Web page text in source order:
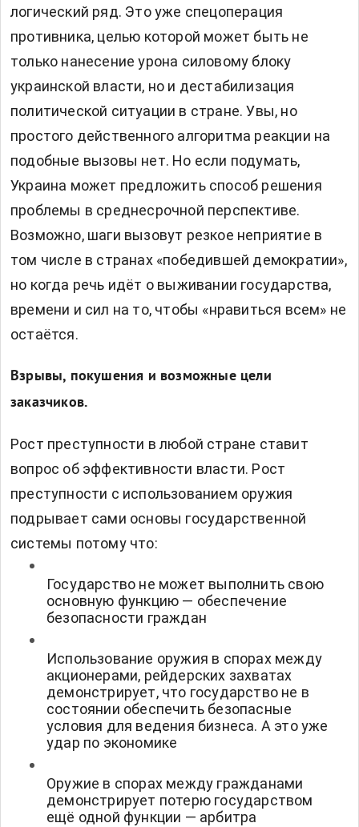
логический ряд. Это уже спецоперация
противника, целью которой может быть не
только нанесение урона силовому блоку
украинской власти, но и дестабилизация
политической ситуации в стране. Увы, но
простого действенного алгоритма реакции на
подобные вызовы нет. Но если подумать,
Украина может предложить способ решения
проблемы в среднесрочной перспективе.
Возможно, шаги вызовут резкое неприятие в
том числе в странах «победившей демократии»,
но когда речь идёт о выживании государства,
времени и сил на то, чтобы «нравиться всем» не
остаётся.
Взрывы, покушения и возможные цели
заказчиков.
Рост преступности в любой стране ставит
вопрос об эффективности власти. Рост
преступности с использованием оружия
подрывает сами основы государственной
системы потому что:
Государство не может выполнить свою
основную функцию — обеспечение
безопасности граждан
Использование оружия в спорах между
акционерами, рейдерских захватах
демонстрирует, что государство не в
состоянии обеспечить безопасные
условия для ведения бизнеса. А это уже
удар по экономике
Оружие в спорах между гражданами
демонстрирует потерю государством
ещё одной функции — арбитра